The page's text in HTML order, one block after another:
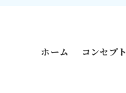
ホーム コンセプト